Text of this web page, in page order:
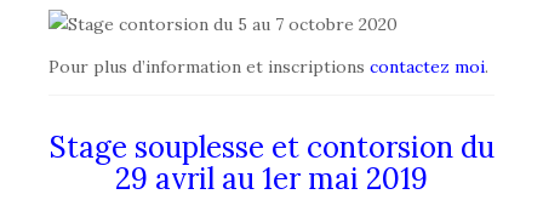
Pour plus d’information et inscriptions contactez moi.
Stage souplesse et contorsion du
29 avril au 1er mai 2019